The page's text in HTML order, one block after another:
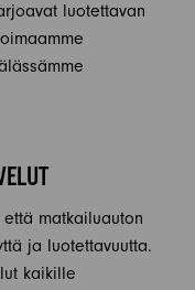
luotettavan
matkailuauton
ja luotettavuutta.
kaikille